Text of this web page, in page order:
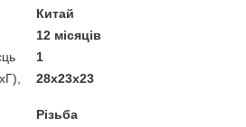
Китай
12 місяців
1
28х23х23
Різьба